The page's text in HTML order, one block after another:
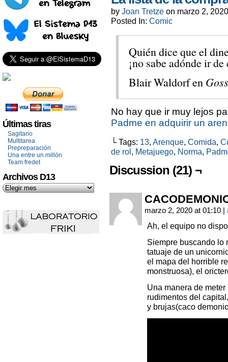
Últimas tiras
Sagitario
Multitarea
Prepreparación
Una entre un millón
Team fredet
Archivos D13
by Joan Tretze on marzo 2, 2020
Posted In: Comic
Quién dice que el
¡no sabe adónde ir
Blair Waldorf en
No hay que ir muy lejos
Padme en adquirir un
└ Tags: 13, Arenque, Comida,
de rol, Metajuego, Norma,
Discussion (21) ¬
marzo 2, 2020 at 01:10 |
Ah, el equipo no
Siempre buscando lo
tatuaje de un
el mapa del horrible
monstruosa), el
Una manera de
rudimentos del
y brujas(caco